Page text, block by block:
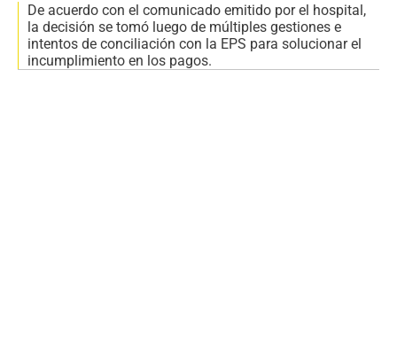
De acuerdo con el comunicado emitido por el hospital,
la decisión se tomó luego de múltiples gestiones e
intentos de conciliación con la EPS para solucionar el
incumplimiento en los pagos.